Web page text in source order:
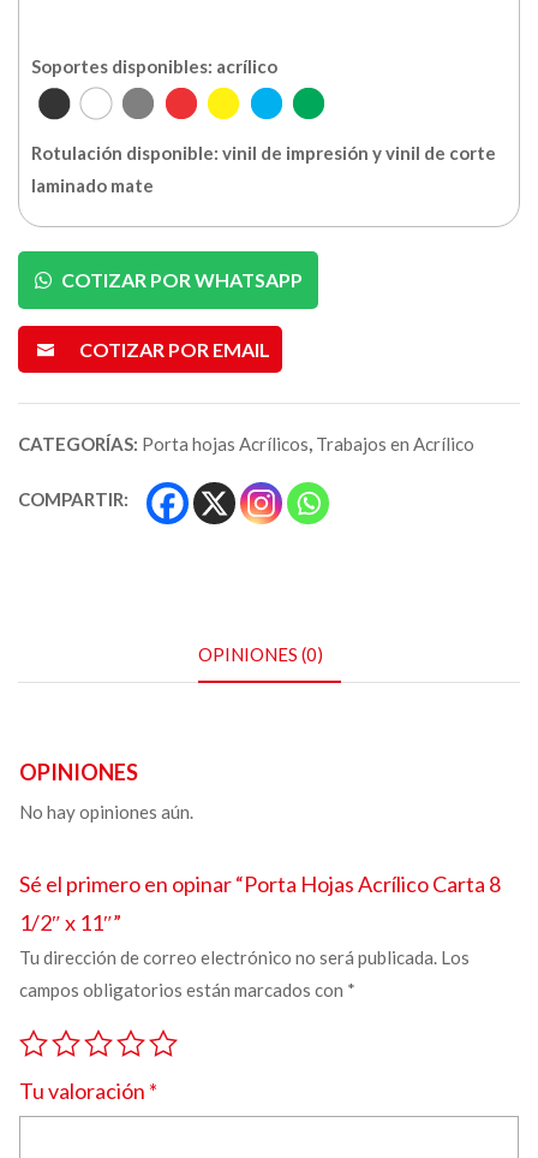
Soportes disponibles: acrílico
Rotulación disponible: vinil de impresión y vinil de corte
laminado mate
COTIZAR POR WHATSAPP
COTIZAR POR EMAIL
CATEGORÍAS: Porta hojas Acrílicos, Trabajos en Acrílico
COMPARTIR:
OPINIONES (0)
OPINIONES
No hay opiniones aún.
Sé el primero en opinar “Porta Hojas AcrílicoCarta 8
1/2″ x 11″”
Tu dirección de correo electrónico no será publicada. Los
campos obligatorios están marcados con *
Tu valoración *